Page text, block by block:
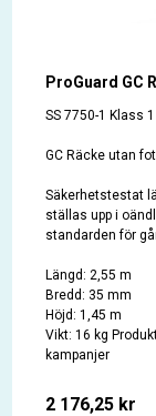
ProGuard GC
SS 7750-1 Klass
GC Räcke utan fot
Säkerhetstestat
ställas upp i
standarden för
Längd: 2,55 m
Bredd: 35 mm
Höjd: 1,45 m
Vikt: 16 kg
kampanjer
2 176,25 kr